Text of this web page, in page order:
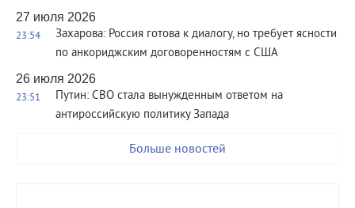
27 июля 2026
23:54
Захарова: Россия готова к диалогу, но требует ясности
по анкориджским договоренностям с США
26 июля 2026
23:51
Путин: СВО стала вынужденным ответом на
антироссийскую политику Запада
Больше новостей